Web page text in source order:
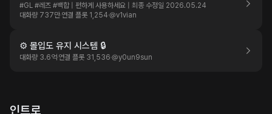
#GL #레즈 #백합 | 편하게 사용하세요 | 최종 수정일 2026.05.24
대화량 737만 연결 플롯 1,254 @v1vian
⚙️ 몰입도 유지 시스템 🔒
대화량 3.6억 연결 플롯 31,536 @y0un9sun
인트로